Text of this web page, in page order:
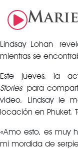
Lindsay Lohan
mientras se
Este jueves, la
Storiespara
video, Lindsay le
locación en Phuket,
«Amo esto, es muy
mi mordida de